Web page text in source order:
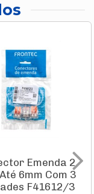
Emenda 2
6mm Com 3
F41612/3